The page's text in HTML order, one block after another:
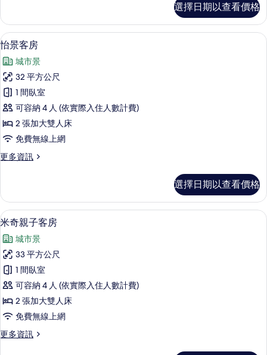
片
客
房
的
情
選擇日期以查看價格
顯
示
怡
景
客
房
的
所
有
片
羽絨被、迷你吧、書桌、遮光布/窗簾
6
怡景客房
城市景
32 平方公尺
1 間臥室
可容納 4 人 (依實際入住人數計費)
2 張加大雙人床
免費無線上網
更多資訊
更
客
房
的
情
選擇日期以查看價格
顯
示
米
奇
親
子
客
房
的
米奇親子客房 | 羽絨被、迷你吧、書
5
米奇親子客房
城市景
33 平方公尺
1 間臥室
可容納 4 人 (依實際入住人數計費)
2 張加大雙人床
免費無線上網
更多資訊
更